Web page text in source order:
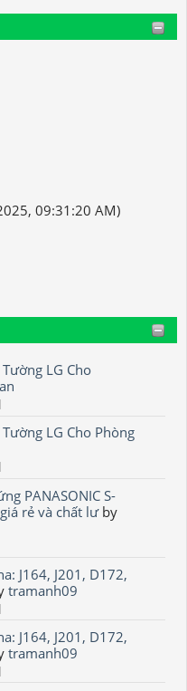
09:31:20 AM)
LG Cho
LG Cho Phòng
PANASONIC S-
rẻ và chất lưby
J164, J201, D172,
tramanh09
J164, J201, D172,
tramanh09